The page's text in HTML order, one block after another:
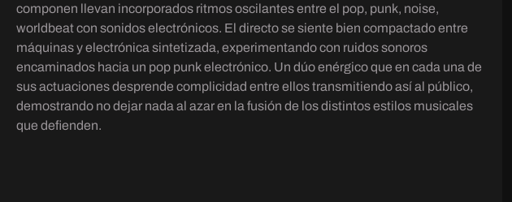
componen llevan incorporados ritmos oscilantes entre el pop, punk, noise,
worldbeat con sonidos electrónicos. El directo se siente bien compactado entre
máquinas y electrónica sintetizada, experimentando con ruidos sonoros
encaminados hacia un pop punk electrónico. Un dúo enérgico que en cada una de
sus actuaciones desprende complicidad entre ellos transmitiendo así al público,
demostrando no dejar nada al azar en la fusión de los distintos estilos musicales
que defienden.